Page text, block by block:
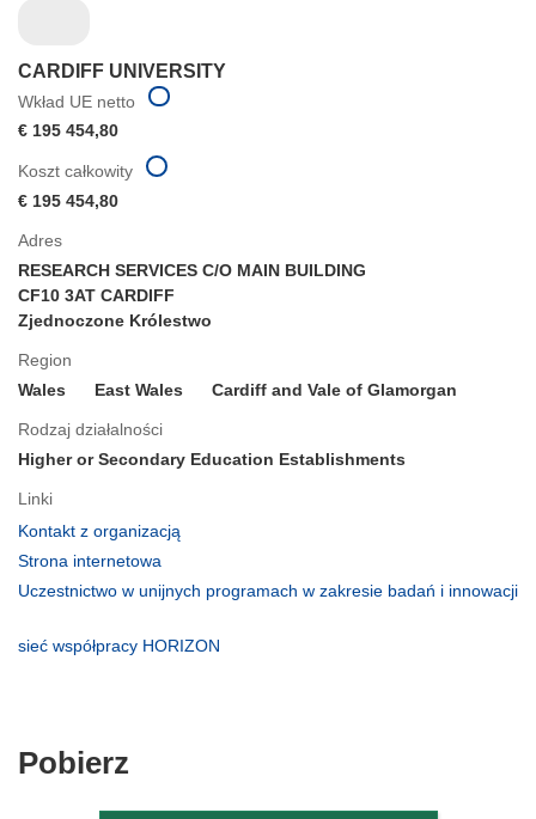
CARDIFF UNIVERSITY
Wkład UE netto
€ 195 454,80
Adres
RESEARCH SERVICES C/O MAIN BUILDING
CF10 3AT CARDIFF
Zjednoczone Królestwo
Region
Wales
East Wales Cardiff and Vale of Glamorgan
Rodzaj działalności
Higher or Secondary Education Establishments
Linki
Kontakt z organizacją
oknie)
Strona internetowa
otworzy
Uczestnictwo w unijnych programach w zakresie badań i innowacji
otworzy
sieć współpracy HORIZON
Koszt całkowity
€ 195 454,80
Pobierz